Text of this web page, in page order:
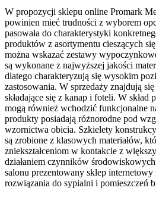
W propozycji sklepu online Promark
powinien mieć trudności z wyborem
pasowała do charakterystyki
produktów z asortymentu cieszących
można wskazać zestawy
są wykonane z najwyższej jakości
dlatego charakteryzują się wysokim
zastosowania. W sprzedaży znajdują
składające się z kanap i foteli. W
mogą również wchodzić funkcjonalne
produkty posiadają różnorodne pod
wzornictwa obicia. Szkielety
są zrobione z klasowych materiałów,
zniekształceniom w kontakcie z
działaniem czynników
salonu prezentowany sklep
rozwiązania do sypialni i pomieszczeń